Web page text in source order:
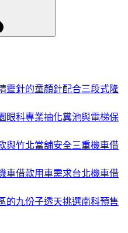
靈針的童顏針配合三段式隆
眼科專業抽化糞池與電梯保
與竹北當舖安全三重機車借
車借款用車需求台北機車借
的九份子透天挑選南科預售